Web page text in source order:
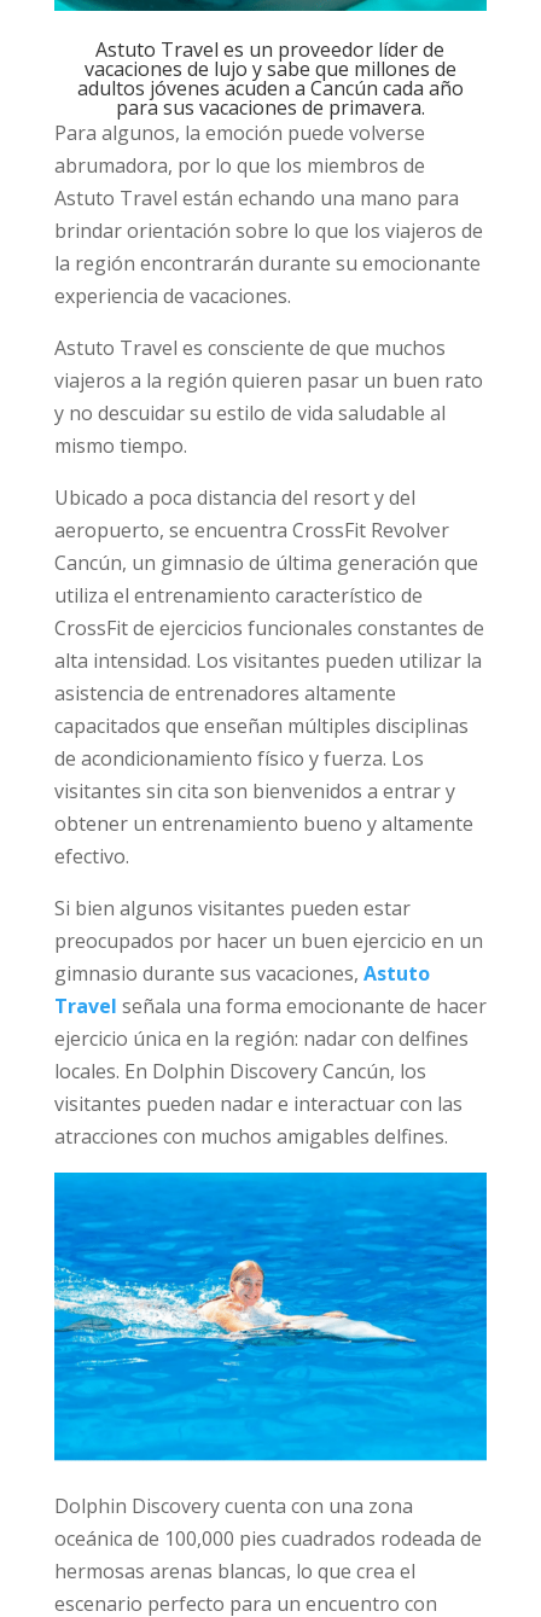
Astuto Travel es un proveedor líder de
vacaciones de lujo y sabe que millones de
adultos jóvenes acuden a Cancún cada año
para sus vacaciones de primavera.
Para algunos, la emoción puede volverse
abrumadora, por lo que los miembros de
Astuto Travel están echando una mano para
brindar orientación sobre lo que los viajeros de
la región encontrarán durante su emocionante
experiencia de vacaciones.
Astuto Travel es consciente de que muchos
viajeros a la región quieren pasar un buen rato
y no descuidar su estilo de vida saludable al
mismo tiempo.
Ubicado a poca distancia del resort y del
aeropuerto, se encuentra CrossFit Revolver
Cancún, un gimnasio de última generación que
utiliza el entrenamiento característico de
CrossFit de ejercicios funcionales constantes de
alta intensidad. Los visitantes pueden utilizar la
asistencia de entrenadores altamente
capacitados que enseñan múltiples disciplinas
de acondicionamiento físico y fuerza. Los
visitantes sin cita son bienvenidos a entrar y
obtener un entrenamiento bueno y altamente
efectivo.
Si bien algunos visitantes pueden estar
preocupados por hacer un buen ejercicio en un
gimnasio durante sus vacaciones, Astuto
Travel señala una forma emocionante de hacer
ejercicio única en la región: nadar con delfines
locales. En Dolphin Discovery Cancún, los
visitantes pueden nadar e interactuar con las
atracciones con muchos amigables delfines.
Dolphin Discovery cuenta con una zona
oceánica de 100,000 pies cuadrados rodeada de
hermosas arenas blancas, lo que crea el
escenario perfecto para un encuentro con